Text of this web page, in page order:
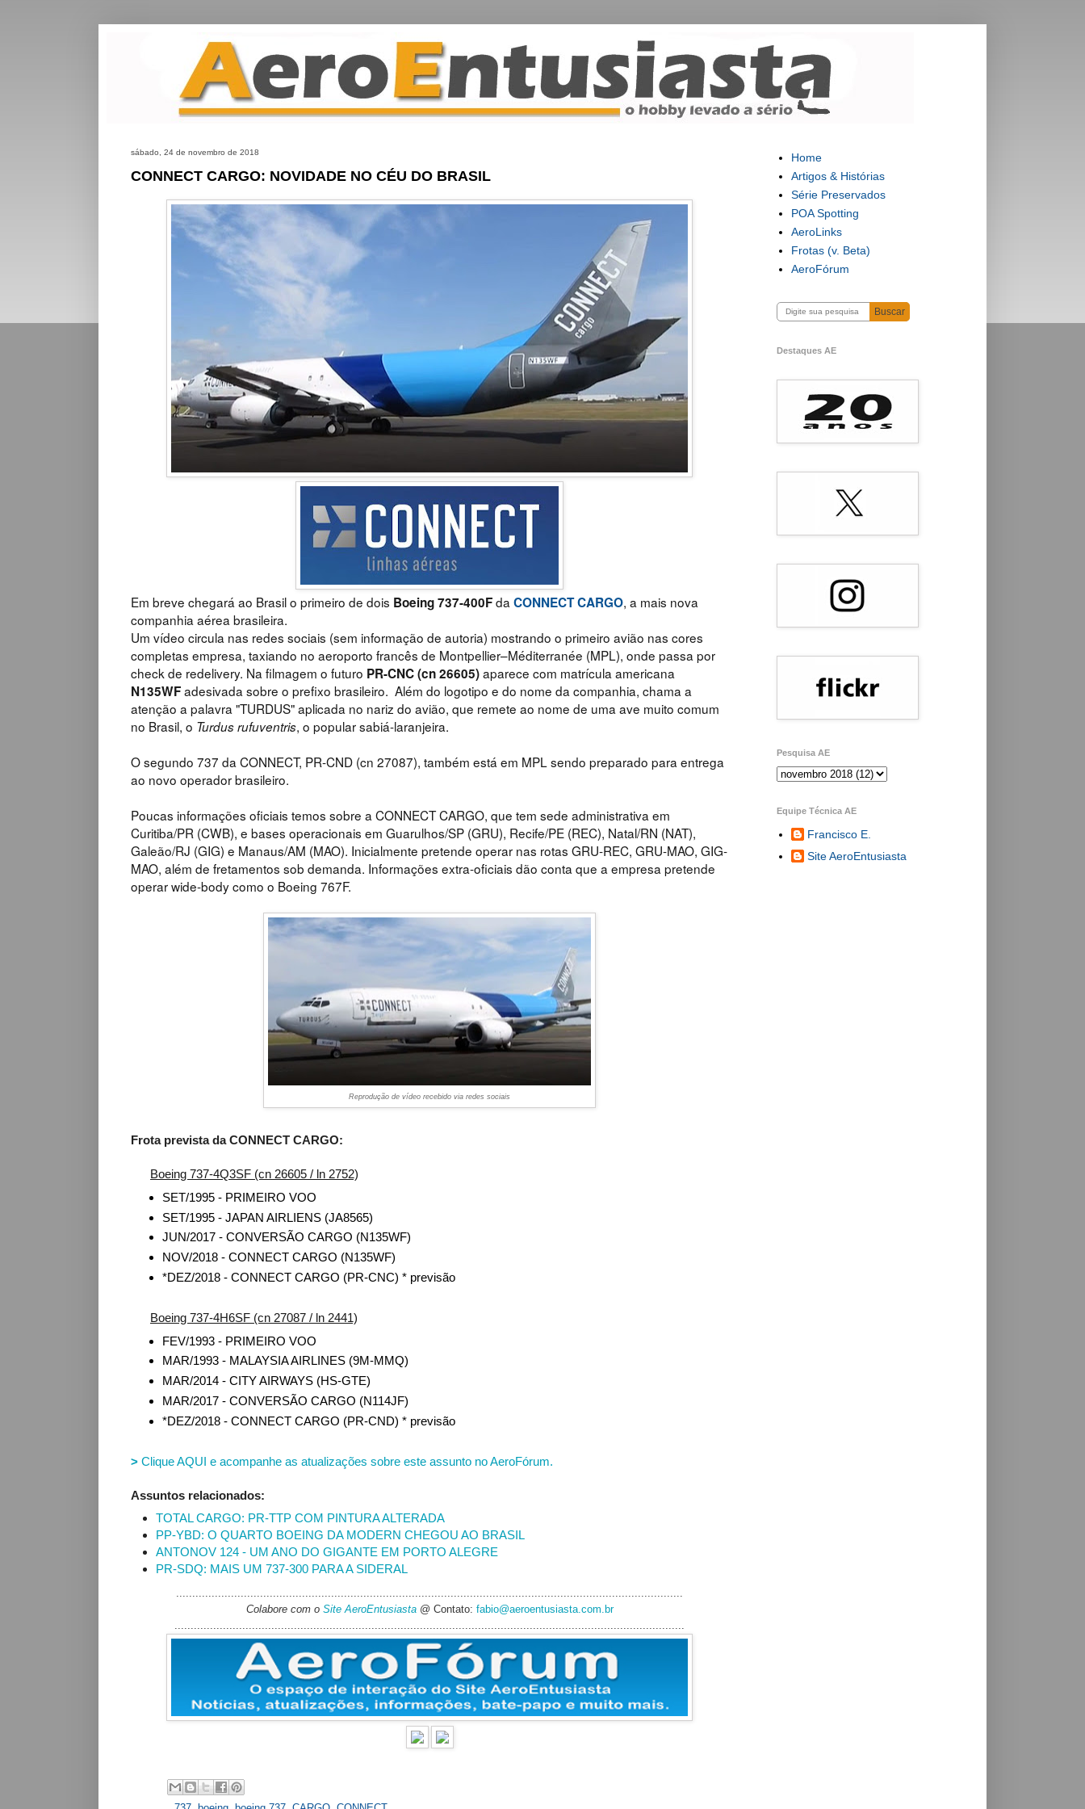
sábado, 24 de novembro de 2018
CONNECT CARGO: NOVIDADE NO CÉU DO BRASIL
Em breve chegará ao Brasil o primeiro de dois Boeing 737-400Fda CONNECT CARGO, a mais nova
companhia aérea brasileira.
Um vídeo circula nas redes sociais (sem informação de autoria) mostrando o primeiro avião nas cores
completas empresa, taxiando no aeroporto francês de Montpellier–Méditerranée (MPL), onde passa por
check de redelivery. Na filmagem o futuro PR-CNC (cn 26605)aparece com matrícula americana
N135WFadesivada sobre o prefixo brasileiro. Além do logotipo e do nome da companhia, chama a
atenção a palavra "TURDUS" aplicada no nariz do avião, que remete ao nome de uma ave muito comum
no Brasil, o Turdus rufuventris, o popular sabiá-laranjeira.
O segundo 737 da CONNECT, PR-CND (cn 27087), também está em MPL sendo preparado para entrega
ao novo operador brasileiro.
Poucas informações oficiais temos sobre a CONNECT CARGO, que tem sede administrativa em
Curitiba/PR (CWB), e bases operacionais em Guarulhos/SP (GRU), Recife/PE (REC), Natal/RN (NAT),
Galeão/RJ (GIG) e Manaus/AM (MAO). Inicialmente pretende operar nas rotas GRU-REC, GRU-MAO, GIG-
MAO, além de fretamentos sob demanda. Informações extra-oficiais dão conta que a empresa pretende
operar wide-body como o Boeing 767F.
Reprodução de vídeo recebido via redes sociais
Frota prevista da CONNECT CARGO:
Boeing 737-4Q3SF (cn 26605 / ln 2752)
SET/1995 - PRIMEIRO VOO
SET/1995 - JAPAN AIRLIENS (JA8565)
JUN/2017 - CONVERSÃO CARGO (N135WF)
NOV/2018 - CONNECT CARGO (N135WF)
*DEZ/2018 - CONNECT CARGO (PR-CNC) * previsão
Boeing 737-4H6SF (cn 27087 / ln 2441)
FEV/1993 - PRIMEIRO VOO
MAR/1993 - MALAYSIA AIRLINES (9M-MMQ)
MAR/2014 - CITY AIRWAYS (HS-GTE)
MAR/2017 - CONVERSÃO CARGO (N114JF)
*DEZ/2018 - CONNECT CARGO (PR-CND) * previsão
> Clique AQUI e acompanhe as atualizações sobre este assunto no AeroFórum.
Assuntos relacionados:
TOTAL CARGO: PR-TTP COM PINTURA ALTERADA
PP-YBD: O QUARTO BOEING DA MODERN CHEGOU AO BRASIL
ANTONOV 124 - UM ANO DO GIGANTE EM PORTO ALEGRE
PR-SDQ: MAIS UM 737-300 PARA A SIDERAL
Colabore com o Site AeroEntusiasta @ Contato: fabio@aeroentusiasta.com.br
Home
Artigos & Histórias
Série Preservados
POA Spotting
AeroLinks
Frotas (v. Beta)
AeroFórum
Buscar
Destaques AE
Pesquisa AE
Equipe Técnica AE
Francisco E.
Site AeroEntusiasta